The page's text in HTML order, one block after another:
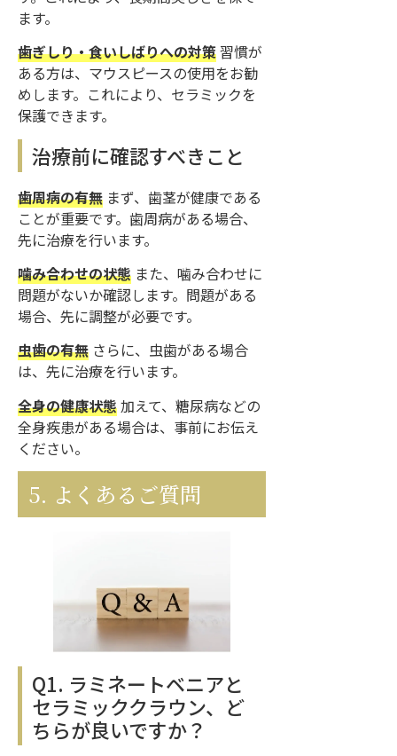
ます。
歯ぎしり・食いしばりへの対策習慣が
ある方は、マウスピースの使用をお勧
めします。これにより、セラミックを
保護できます。
治療前に確認すべきこと
歯周病の有無 まず、歯茎が健康である
ことが重要です。歯周病がある場合、
先に治療を行います。
噛み合わせの状態 また、噛み合わせに
問題がないか確認します。問題がある
場合、先に調整が必要です。
虫歯の有無 さらに、虫歯がある場合
は、先に治療を行います。
全身の健康状態加えて、糖尿病などの
全身疾患がある場合は、事前にお伝え
ください。
5. よくあるご質問
Q1. ラミネートベニアと
セラミッククラウン、ど
ちらが良いですか？